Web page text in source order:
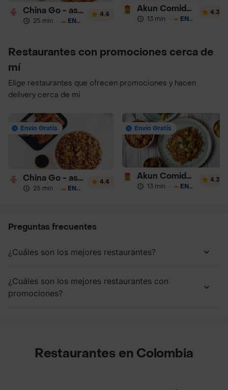
China Go - asiatica
25 min · ENVÍO GRATIS
4.4
Akun Comida China
13 min · ENVÍO GRATIS
4.3
Restaurantes con promociones cerca de
mí
Elige restaurantes que ofrecen promociones y hacen
delivery cerca de mí
Envío Gratis
China Go - asiatica
25 min · ENVÍO GRATIS
4.4
Envío Gratis
Akun Comida China
13 min · ENVÍO GRATIS
4.3
Preguntas frecuentes
¿Cuáles son los mejores restaurantes?
¿Cuáles son los mejores restaurantes con
promociones?
Restaurantes en Colombia